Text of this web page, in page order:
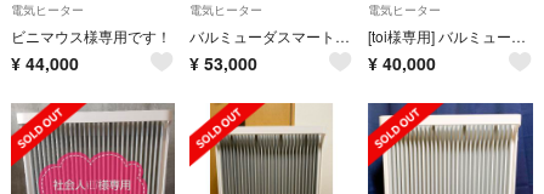
電気ヒーター
ビニマウス様専用です！
¥ 44,000
電気ヒーター
バルミューダスマートヒーター ESH-1000UA-SW 新品未開封
¥ 53,000
電気ヒーター
[toi様専用] バルミューダ スマートヒーター2 スタンダードモデル
¥ 40,000